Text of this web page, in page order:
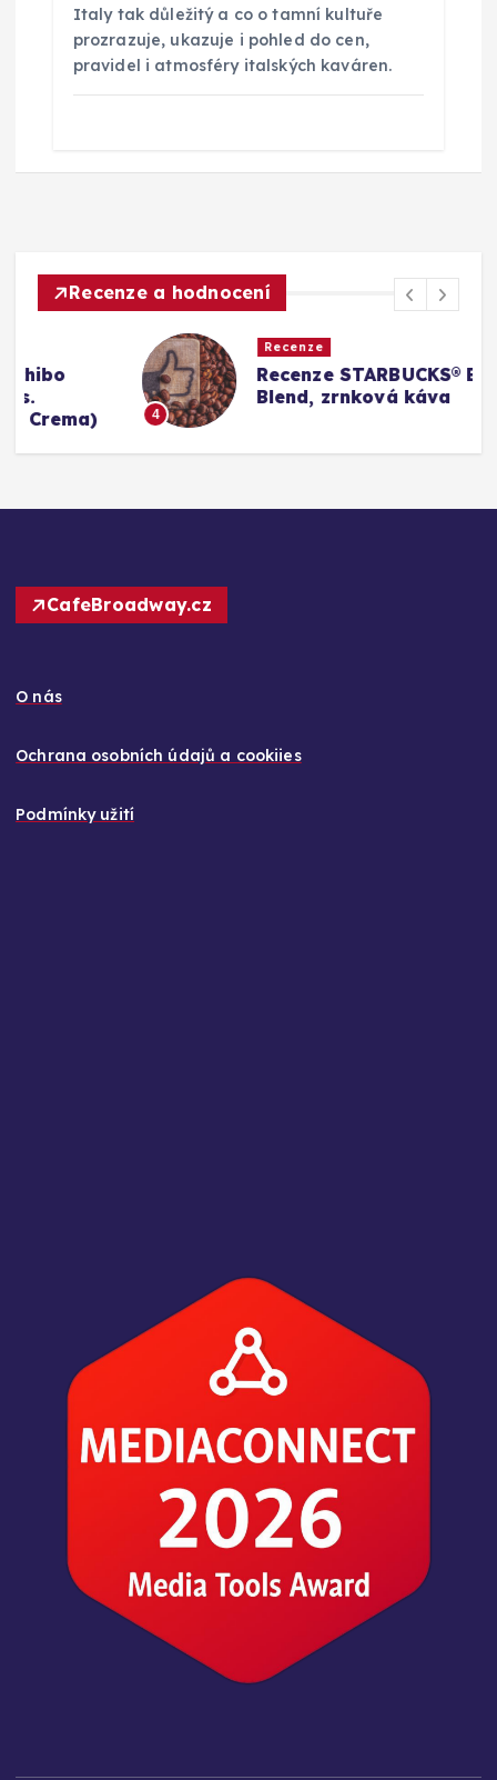
Italy tak důležitý a co o tamní kultuře
prozrazuje, ukazuje i pohled do cen,
pravidel i atmosféry italských kaváren.
Recenze a hodnocení
4
Recenze
Recenze STARBUCKS® Breakfast
Blend, zrnková káva
CafeBroadway.cz
O nás
Ochrana osobních údajů a cookiies
Podmínky užití